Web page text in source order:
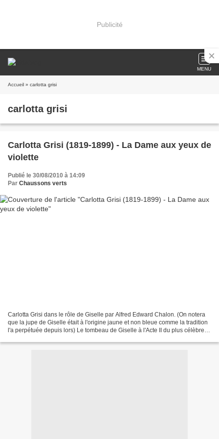
Publicité
MENU
Accueil » carlotta grisi
carlotta grisi
Carlotta Grisi (1819-1899) - La Dame aux yeux de
violette
Publié le 30/08/2010 à 14:09
Par Chaussons verts
Carlotta Grisi dans le rôle de Giselle par Alfred Edward Chalon. (On notera
que la jupe de Giselle était à l'origine jaune et non bleue comme la tradition
l'a perpétuée depuis lors) Le tombeau de Giselle à l'Acte II du plus célèbre